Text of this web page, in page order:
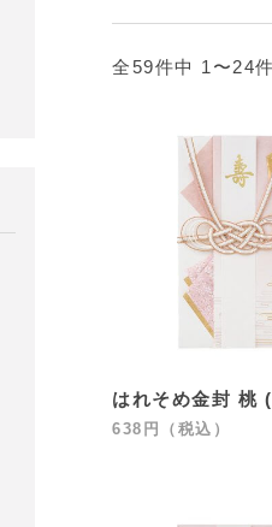
全59件中 1〜24
はれそめ金封 桃
638円（税込）